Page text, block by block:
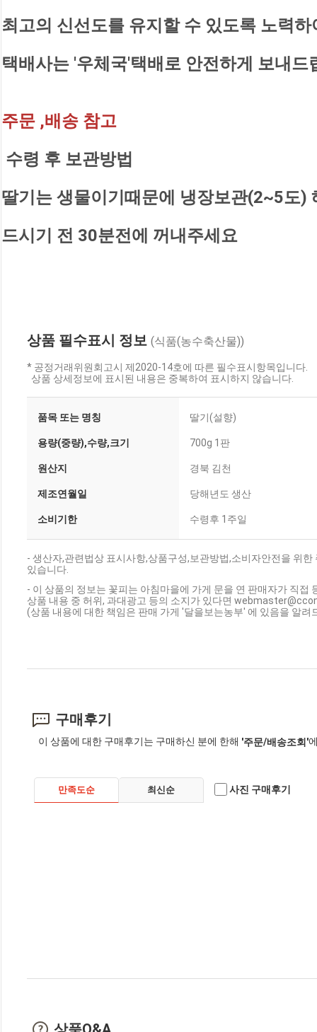
최고의 신선도를 유지할 수 있도록 노력
택배사는 '우체국'택배로 안전하게 보내드
주문 ,배송 참고
수령 후 보관방법
딸기는 생물이기때문에 냉장보관(2~5도)
드시기 전 30분전에 꺼내주세요
상품 필수표시 정보 (식품(농수축산물))
* 공정거래위원회고시 제2020-14호에 따른 필수표시항목입니다.
상품 상세정보에 표시된 내용은 중복하여 표시하지 않습니다.
품목 또는 명칭 딸기(설향)
용량(중량),수량,크기 700g 1판
원산지 경북 김천
제조연월일 당해년도 생산
소비기한 수령후 1주일
- 생산자,관련법상 표시사항,상품구성,보관방법,소비자안전을 위
있습니다.
- 이 상품의 정보는 꽃피는 아침마을에 가게 문을 연 판매자가 직접
상품 내용 중 허위, 과대광고 등의 소지가 있다면
(상품 내용에 대한 책임은 판매 가게 '달을보는농부' 에 있음을 알려
구매후기
이 상품에 대한 구매후기는 구매하신 분에 한해 '주문/배송조회'
만족도순 최신순 사진 구매후기